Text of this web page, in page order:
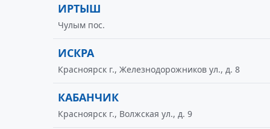
ИРТЫШ
Чулым пос.
ИСКРА
Красноярск г., Железнодорожников ул., д. 8
КАБАНЧИК
Красноярск г., Волжская ул., д. 9